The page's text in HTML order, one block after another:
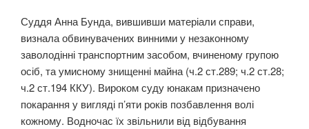
Суддя Анна Бунда, вившивши матеріали справи,
визнала обвинувачених винними у незаконному
заволодінні транспортним засобом, вчиненому групою
осіб, та умисному знищенні майна (ч.2 ст.289; ч.2 ст.28;
ч.2 ст.194 ККУ). Вироком суду юнакам призначено
покарання у вигляді п’яти років позбавлення волі
кожному. Водночас їх звільнили від відбування